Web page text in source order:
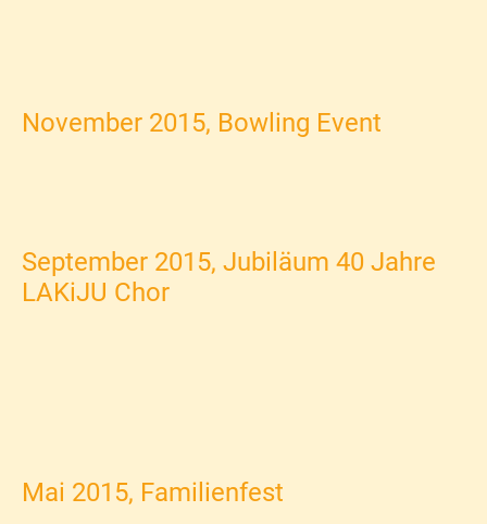
November 2015, Bowling Event
September 2015, Jubiläum 40 Jahre
LAKiJU Chor
Mai 2015, Familienfest